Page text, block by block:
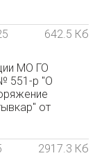
642.5 Кб
МО ГО
551-р "О
от
2917.3 Кб